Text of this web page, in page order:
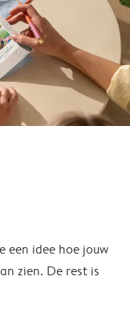
een idee hoe jouw
zien. De rest is